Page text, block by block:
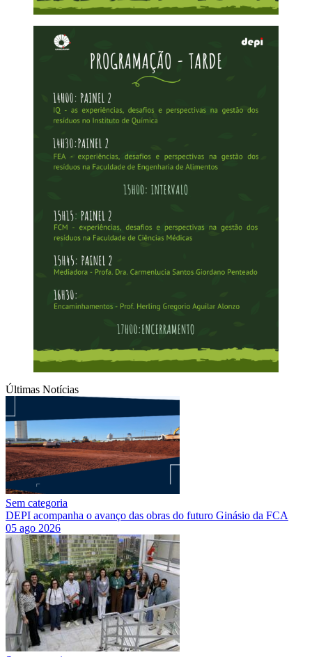
Últimas Notícias
Sem categoria
DEPI acompanha o avanço das obras do futuro Ginásio da FCA
05 ago 2026